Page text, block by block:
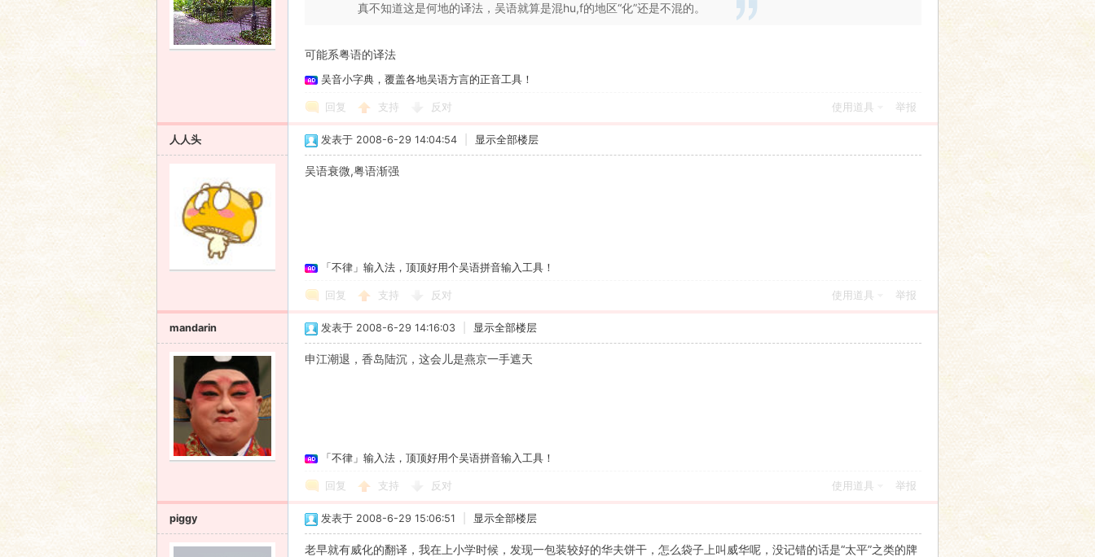
真不知道这是何地的译法，吴语就算是混hu,f的地区“化”还是不混的。
可能系粤语的译法
吴音小字典，覆盖各地吴语方言的正音工具！
回复 支持 反对 使用道具 举报
人人头 发表于 2008-6-29 14:04:54 显示全部楼层
吴语衰微,粤语渐强
「不律」输入法，顶顶好用个吴语拼音输入工具！
回复 支持 反对 使用道具 举报
mandarin 发表于 2008-6-29 14:16:03 显示全部楼层
申江潮退，香岛陆沉，这会儿是燕京一手遮天
「不律」输入法，顶顶好用个吴语拼音输入工具！
回复 支持 反对 使用道具 举报
piggy 发表于 2008-6-29 15:06:51 显示全部楼层
老早就有威化的翻译，我在上小学时候，发现一包装较好的华夫饼干，怎么袋子上叫威华呢，没记错的话是“太平”之类的牌